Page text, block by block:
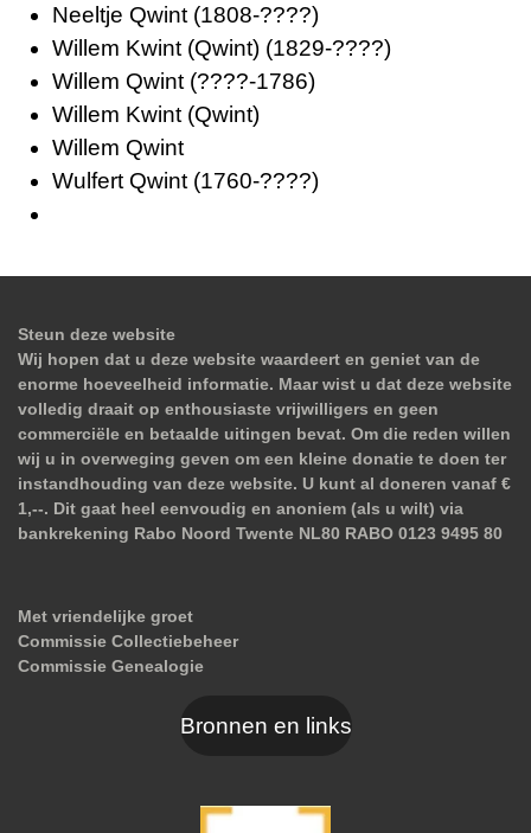
Neeltje Qwint (1808-????)
Willem Kwint (Qwint) (1829-????)
Willem Qwint (????-1786)
Willem Kwint (Qwint)
Willem Qwint
Wulfert Qwint (1760-????)
Steun deze website
Wij hopen dat u deze website waardeert en geniet van de
enorme hoeveelheid informatie. Maar wist u dat deze website
volledig draait op enthousiaste vrijwilligers en geen
commerciële en betaalde uitingen bevat. Om die reden willen
wij u in overweging geven om een kleine donatie te doen ter
instandhouding van deze website. U kunt al doneren vanaf €
1,--. Dit gaat heel eenvoudig en anoniem (als u wilt) via
bankrekening Rabo Noord Twente NL80 RABO 0123 9495 80
Met vriendelijke groet
Commissie Collectiebeheer
Commissie Genealogie
Bronnen en links